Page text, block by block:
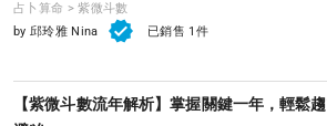
占卜算命 > 紫微斗數
by 邱玲雅 Nina
已銷售 1件
【紫微斗數流年解析】掌握關鍵一年，輕鬆